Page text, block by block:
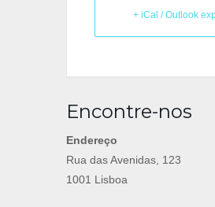
+ iCal / Outlook
Encontre-nos
Endereço
Rua das Avenidas, 123
1001 Lisboa